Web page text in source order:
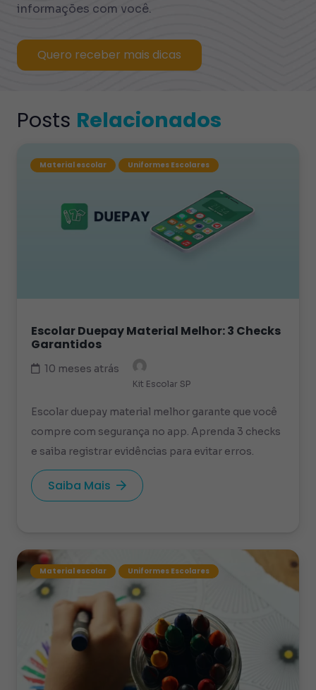
informações com você.
Quero receber mais dicas
Posts Relacionados
Material escolar Uniformes Escolares
Escolar Duepay Material Melhor: 3 Checks
Garantidos
10 meses atrás
Kit Escolar SP
Escolar duepay material melhor garante que você
compre com segurança no app. Aprenda 3 checks
e saiba registrar evidências para evitar erros.
Saiba Mais
Material escolar Uniformes Escolares